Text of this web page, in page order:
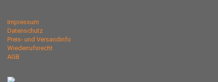
Impressum
Datenschutz
Preis- und Versandinfo
Wiederrufsrecht
AGB